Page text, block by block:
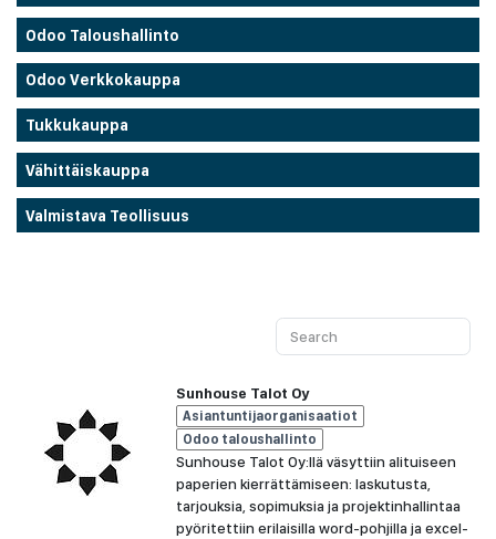
Odoo Taloushallinto
Odoo Verkkokauppa
Tukkukauppa
Vähittäiskauppa
Valmistava Teollisuus
Sunhouse Talot Oy
Asiantuntijaorganisaatiot
Odoo taloushallinto
Sunhouse Talot Oy:llä väsyttiin alituiseen
paperien kierrättämiseen: laskutusta,
tarjouksia, sopimuksia ja projektinhallintaa
pyöritettiin erilaisilla word-pohjilla ja excel-